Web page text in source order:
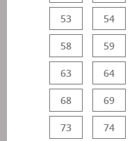
53 54
58 59
63 64
68 69
73 74